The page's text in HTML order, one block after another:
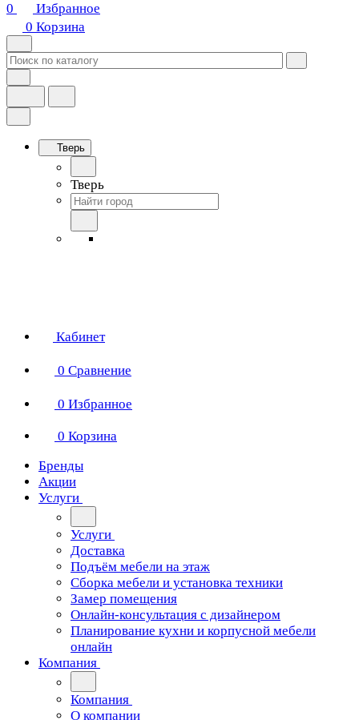
0
Избранное
0 Корзина
Тверь
Тверь
Кабинет
0 Сравнение
0 Избранное
0 Корзина
Бренды
Акции
Услуги
Услуги
Доставка
Подъём мебели на этаж
Сборка мебели и установка техники
Замер помещения
Онлайн-консультация с дизайнером
Планирование кухни и корпусной мебели
онлайн
Компания
Компания
О компании